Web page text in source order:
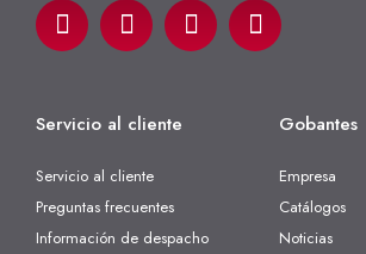
Servicio al cliente
Servicio al cliente
Preguntas frecuentes
Información de despacho
Gobantes
Empresa
Catálogos
Noticias